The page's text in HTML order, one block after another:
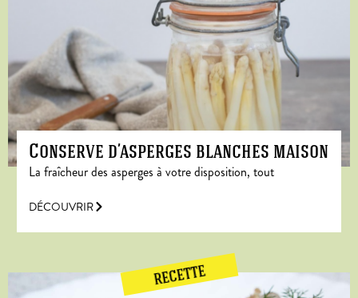
Conserve d’asperges blanches maison
La fraîcheur des asperges à votre disposition, tout
DÉCOUVRIR
RECETTE